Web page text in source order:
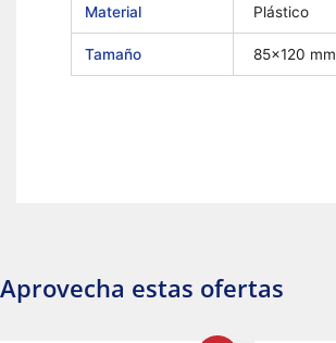
Material Plástico
Tamaño 85×120 mm
Aprovecha estas ofertas